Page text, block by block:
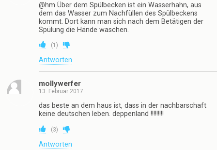
@hm Über dem Spülbecken ist ein Wasserhahn, aus
dem das Wasser zum Nachfüllen des Spülbeckens
kommt. Dort kann man sich nach dem Betätigen der
Spülung die Hände waschen.
(1 )
Antworten
mollywerfer
13. Februar 2017
das beste an dem haus ist, dass in der nachbarschaft
keine deutschen leben. deppenland !!!!!!!!!
(3)
Antworten